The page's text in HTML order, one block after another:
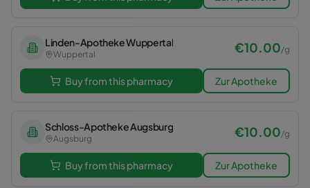
Linden-Apotheke Wuppertal
Wuppertal €10.00/g
Buy from this pharmacy Zur Apotheke
Schloss-Apotheke Augsburg
Augsburg €10.00/g
Buy from this pharmacy Zur Apotheke